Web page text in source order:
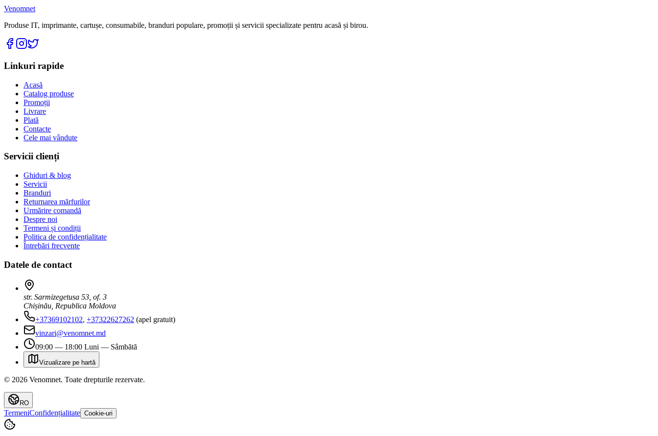
Venomnet
Produse IT, imprimante, cartușe, consumabile, branduri populare, promoții și servicii specializate pentru acasă și birou.
Linkuri rapide
Acasă
Catalog produse
Promoții
Livrare
Plată
Contacte
Cele mai vândute
Servicii clienți
Ghiduri & blog
Servicii
Branduri
Returnarea mărfurilor
Urmărire comandă
Despre noi
Termeni și condiții
Politica de confidențialitate
Întrebări frecvente
Datele de contact
str. Sarmizegetusa 53, of. 3
Chișinău, Republica Moldova
+37369102102, +37322627262 (apel gratuit)
vinzari@venomnet.md
09:00 — 18:00 Luni — Sâmbătă
Vizualizare pe hartă
© 2026 Venomnet. Toate drepturile rezervate.
RO
TermeniConfidențialitate Cookie-uri